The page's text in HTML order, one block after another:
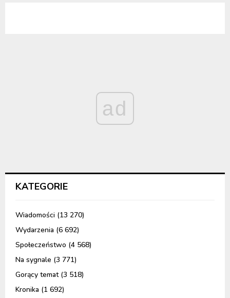
ad
KATEGORIE
Wiadomości (13 270)
Wydarzenia (6 692)
Społeczeństwo (4 568)
Na sygnale (3 771)
Gorący temat(3 518)
Kronika (1 692)